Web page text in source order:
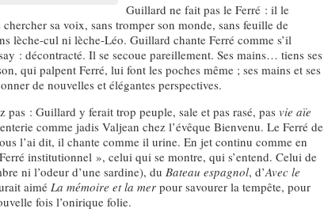
Guillard ne fait pas le Ferré : il le
sa voix, sans tromper son monde, sans feuille de
lèche-cul ni lèche-Léo. Guillard chante Ferré comme s’il
: décontracté. Il se secoue pareillement. Ses mains… tiens ses
qui palpent Ferré, lui font les poches même ; ses mains et ses
de nouvelles et élégantes perspectives.
: Guillard y ferait trop peuple, sale et pas rasé, pas vie aïe
comme jadis Valjean chez l’évêque Bienvenu. Le Ferré de
l’ai dit, il chante comme il urine. En jet continu comme en
institutionnel », celui qui se montre, qui s’entend. Celui de
ni l’odeur d’une sardine), du Bateau espagnol, d’Avec le
aimé La mémoire et la mer pour savourer la tempête, pour
fois l’onirique folie.